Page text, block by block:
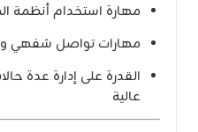
مهارة استخدام أنظمة
مهارات تواصل شفهي
القدرة على إدارة عدة
عالية